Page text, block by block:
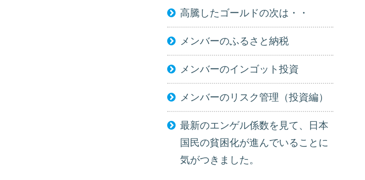
高騰したゴールドの次は・・
メンバーのふるさと納税
メンバーのインゴット投資
メンバーのリスク管理（投資編）
最新のエンゲル係数を見て、日本
国民の貧困化が進んでいることに
気がつきました。